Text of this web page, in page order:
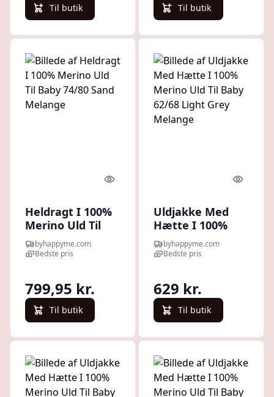
Til butik Til butik
Quick look
Heldragt I 100%
Merino Uld Til
Baby 74/80 Sand
Melange
byhappyme.com
Bedste pris
799,95 kr.
Til butik
Quick
Uldjakke Med
Hætte I 100%
Merino Uld Til
Baby 62/68 Light
byhappyme.com
Bedste pris
629 kr.
Til butik